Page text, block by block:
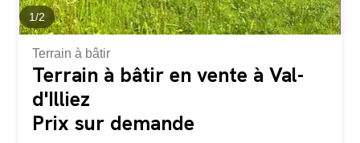
1/2
Terrain à bâtir
Terrain à bâtir en vente à Val-
d'Illiez
Prix sur demande